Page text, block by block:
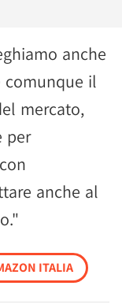
anche
comunque il
mercato,
per
anche al
ITALIA